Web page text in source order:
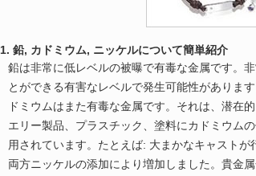
1. 鉛, カドミウム, ニッケルについて簡単紹介
鉛は非常に低レベルの被曝で有毒な金属です。
とができる有害なレベルで発生可能性がありま
ドミウムはまた有毒な金属です。それは、潜在
エリー製品、プラスチック、塗料にカドミウム
用されています。たとえば: 大まかなキャスト
両方ニッケルの添加により増加しました。貴金